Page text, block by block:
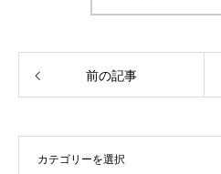
前の記事